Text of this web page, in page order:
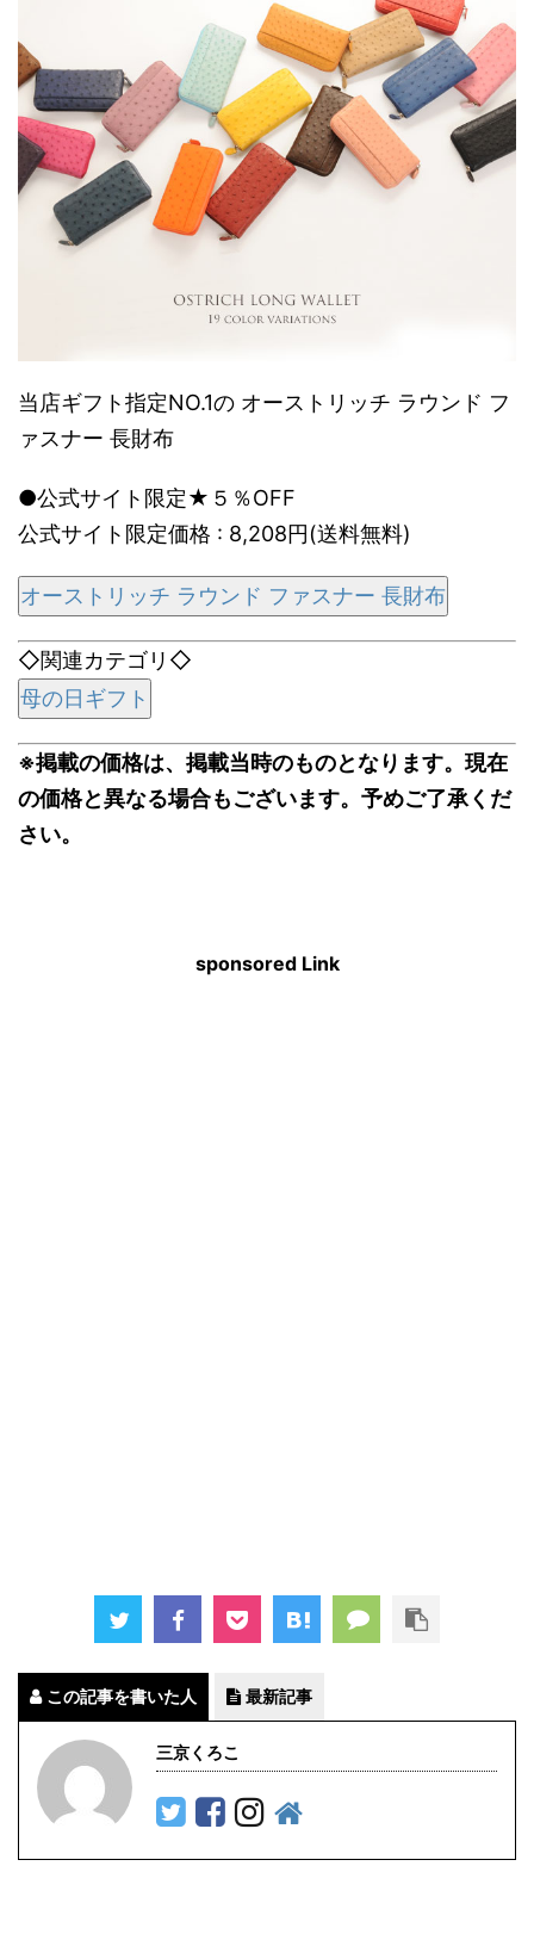
当店ギフト指定NO.1の オーストリッチ ラウンド フ
ァスナー 長財布
●公式サイト限定★５％OFF
公式サイト限定価格 : 8,208円(送料無料)
オーストリッチ ラウンド ファスナー 長財布
◇関連カテゴリ◇
母の日ギフト
※掲載の価格は、掲載当時のものとなります。現在
の価格と異なる場合もございます。予めご了承くだ
さい。
sponsored Link
この記事を書いた人 最新記事
三京くろこ